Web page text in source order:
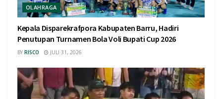
OLAHRAGA
Kepala Disparekrafpora Kabupaten Barru, Hadiri
Penutupan Turnamen Bola Voli Bupati Cup 2026
BY RISCO JULI 31, 2026